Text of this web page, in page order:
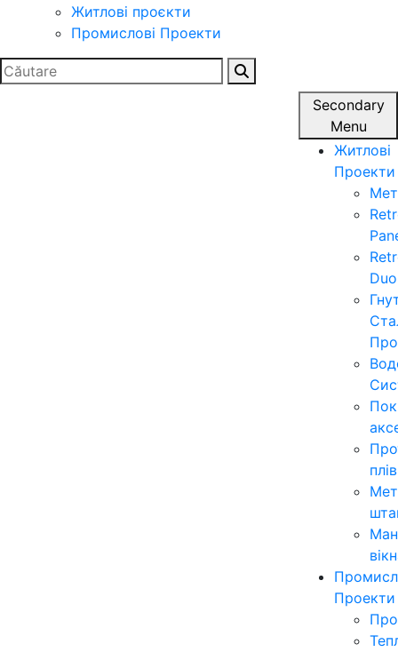
Житлові проєкти
Промислові Проекти
Search
for:
Secondary
Menu
Житлові
Проекти
Duo
Проекти